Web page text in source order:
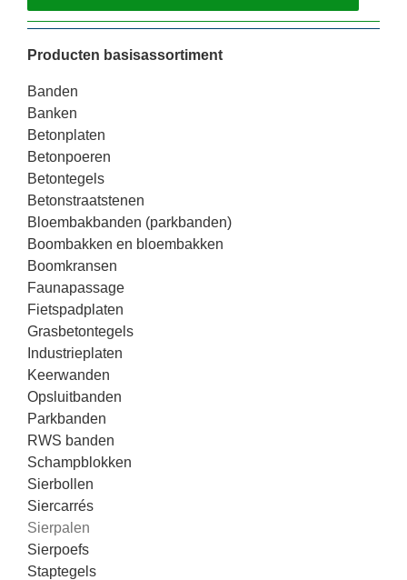
Producten basisassortiment
Banden
Banken
Betonplaten
Betonpoeren
Betontegels
Betonstraatstenen
Bloembakbanden (parkbanden)
Boombakken en bloembakken
Boomkransen
Faunapassage
Fietspadplaten
Grasbetontegels
Industrieplaten
Keerwanden
Opsluitbanden
Parkbanden
RWS banden
Schampblokken
Sierbollen
Siercarrés
Sierpalen
Sierpoefs
Staptegels